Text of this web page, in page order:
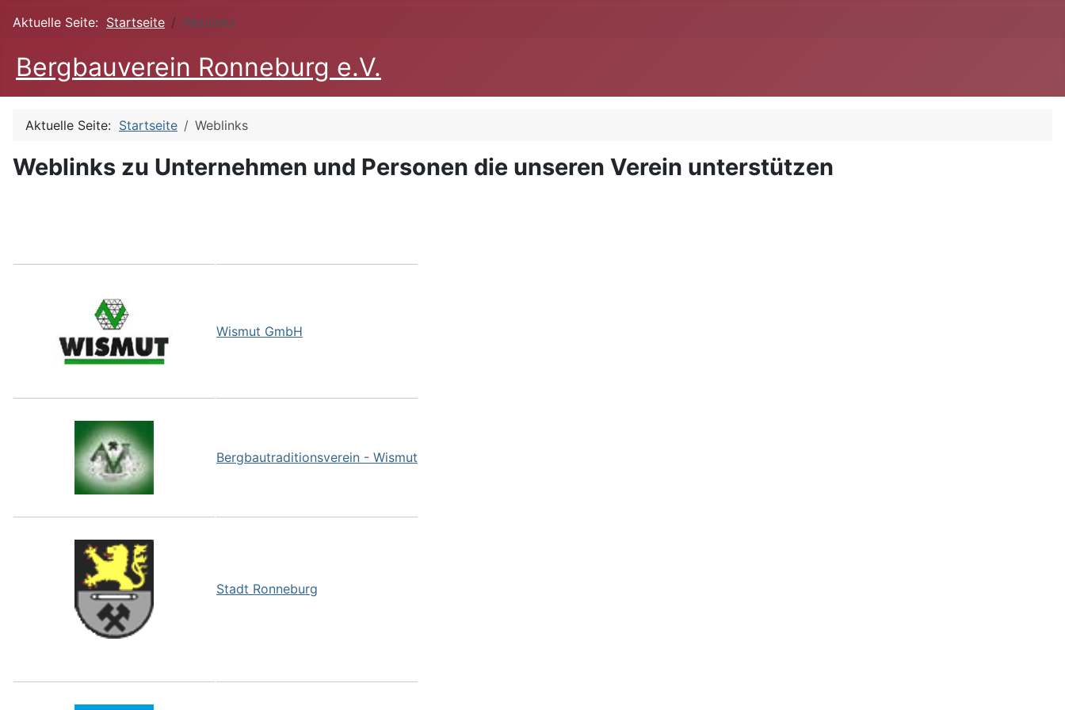
Aktuelle Seite: Startseite Weblinks
Bergbauverein Ronneburg e.V.
Aktuelle Seite: Startseite Weblinks
Weblinks zu Unternehmen und Personen die unseren Verein unterstützen
Wismut GmbH
Bergbautraditionsverein - Wismut
Stadt Ronneburg